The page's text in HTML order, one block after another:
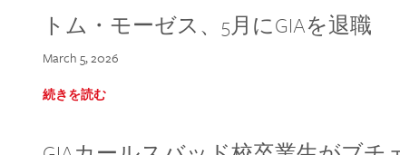
トム・モーゼス、5月にGIAを退職
March 5, 2026
続きを読む